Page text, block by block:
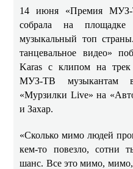
14 июня «Премия МУЗ-
собрала на
музыкальный топ
танцевальное видео»
Karas с клипом на
МУЗ-ТВ музыкантам
«Мурзилки Live» на
и Захар.
«Сколько мимо людей
кем-то повезло, сотни
шанс. Все это мимо,